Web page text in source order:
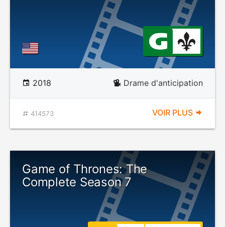
2018 Drame d'anticipation
414573 VOIR PLUS
Game of Thrones: The
Complete Season 7